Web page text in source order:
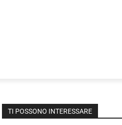
TI POSSONO INTERESSARE